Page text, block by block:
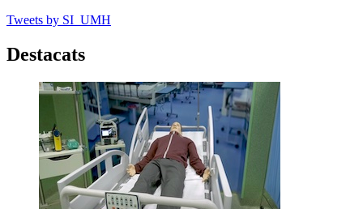
Tweets by SI_UMH
Destacats